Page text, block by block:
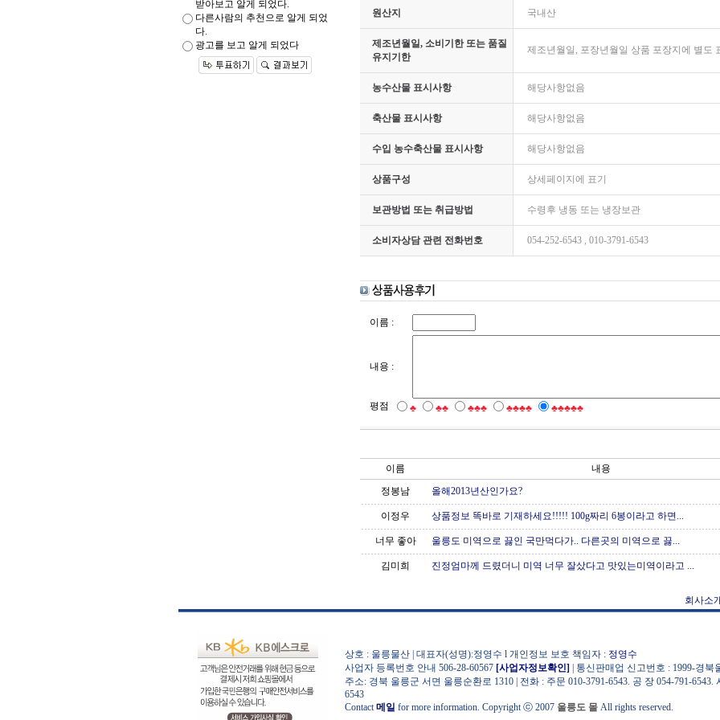
받아보고 알게 되었다.
다른사람의 추천으로 알게 되었
다.
광고를 보고 알게 되었다
원산지 국내산
제조년월일, 소비기한 또는 품질
유지기한
제조년월일, 포장년월일 상품 포장지에 별도
농수산물 표시사항 해당사항없음
축산물 표시사항 해당사항없음
수입 농수축산물 표시사항 해당사항없음
상품구성 상세페이지에 표기
보관방법 또는 취급방법 수령후 냉동 또는 냉장보관
소비자상담 관련 전화번호 054-252-6543 , 010-3791-6543
이름 :
내용 :
평점 ♣ ♣♣ ♣♣♣ ♣♣♣♣ ♣♣♣♣♣
이름
내용
정봉남
올해2013년산인가요?
이정우 상품정보 똑바로 기재하세요!!!!! 100g짜리 6봉이라고 하면...
너무 좋아 울릉도 미역으로 끓인 국만먹다가.. 다른곳의 미역으로 끓...
김미희 진정엄마께 드렸더니 미역 너무 잘샀다고 맛있는미역이라고 ...
회사소
상호 : 울릉물산 | 대표자(성명):정영수 l 개인정보 보호 책임자 : 정영수
사업자 등록번호 안내 506-28-60567 [사업자정보확인]
| 통신판매업 신고번호 : 1999-경북
주소: 경북 울릉군 서면 울릉순환로 1310 | 전화 : 주문 010-3791-6543. 공 장 054-791-6543.
6543
Contact메일 for more information. Copyright ⓒ 2007 울릉도 몰 All rights reserved.